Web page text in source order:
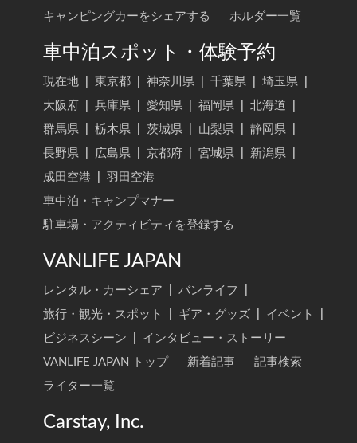
キャンピングカーをシェアする
ホルダー一覧
車中泊スポット・体験予約
現在地 東京都 神奈川県 千葉県 埼玉県
大阪府
兵庫県 愛知県 福岡県 北海道
群馬県
栃木県 茨城県 山梨県 静岡県
長野県
広島県 京都府 宮城県 新潟県
成田空港
羽田空港
車中泊・キャンプマナー
駐車場・アクティビティを登録する
VANLIFE JAPAN
レンタル・カーシェア バンライフ
旅行・観光・スポット
ギア・グッズ イベント
ビジネスシーン
インタビュー・ストーリー
VANLIFE JAPAN トップ
新着記事
記事検索
ライター一覧
Carstay, Inc.